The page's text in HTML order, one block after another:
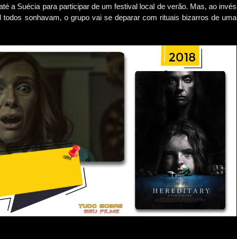
a Suécia para participar de um festival local de verão. Mas, ao invés
sonhavam, o grupo vai se deparar com rituais bizarros de uma